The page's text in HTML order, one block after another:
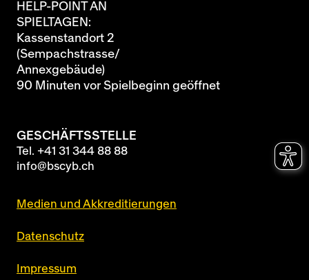
HELP-POINT AN
SPIELTAGEN:
Kassenstandort 2
(Sempachstrasse/
Annexgebäude)
90 Minuten vor Spielbeginn geöffnet
GESCHÄFTSSTELLE
Tel. +41 31 344 88 88
info@bscyb.ch
Medien und Akkreditierungen
Datenschutz
Impressum